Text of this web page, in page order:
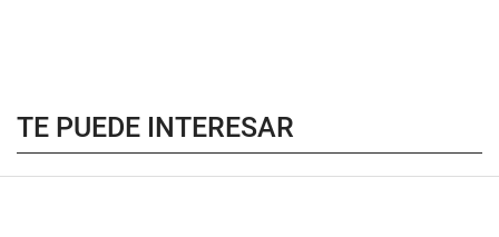
TE PUEDE INTERESAR